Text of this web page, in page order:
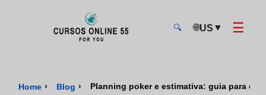
🔍 🌐US ▼ ☰
Home › Blog › Planning poker e estimativa: guia para